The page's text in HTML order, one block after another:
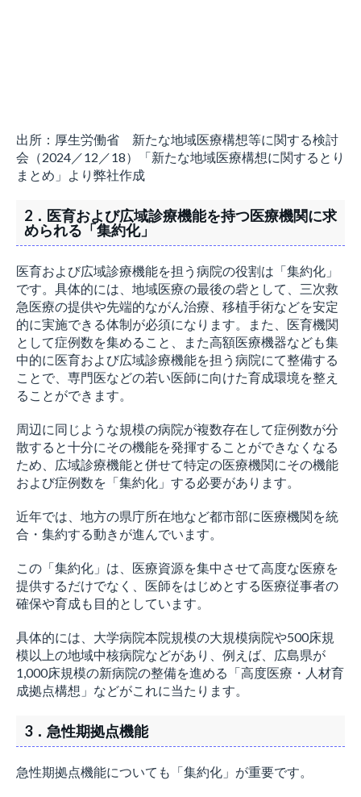
出所：厚生労働省 新たな地域医療構想等に関する検討
会（2024／12／18）「新たな地域医療構想に関するとり
まとめ」より弊社作成
2．医育および広域診療機能を持つ医療機関に求
められる「集約化」
医育および広域診療機能を担う病院の役割は「集約化」
です。具体的には、地域医療の最後の砦として、三次救
急医療の提供や先端的ながん治療、移植手術などを安定
的に実施できる体制が必須になります。また、医育機関
として症例数を集めること、また高額医療機器なども集
中的に医育および広域診療機能を担う病院にて整備する
ことで、専門医などの若い医師に向けた育成環境を整え
ることができます。
周辺に同じような規模の病院が複数存在して症例数が分
散すると十分にその機能を発揮することができなくなる
ため、広域診療機能と併せて特定の医療機関にその機能
および症例数を「集約化」する必要があります。
近年では、地方の県庁所在地など都市部に医療機関を統
合・集約する動きが進んでいます。
この「集約化」は、医療資源を集中させて高度な医療を
提供するだけでなく、医師をはじめとする医療従事者の
確保や育成も目的としています。
具体的には、大学病院本院規模の大規模病院や500床規
模以上の地域中核病院などがあり、例えば、広島県が
1,000床規模の新病院の整備を進める「高度医療・人材育
成拠点構想」などがこれに当たります。
3．急性期拠点機能
急性期拠点機能についても「集約化」が重要です。